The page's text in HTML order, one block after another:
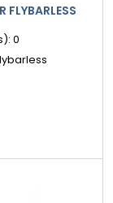
FLYBARLESS
0